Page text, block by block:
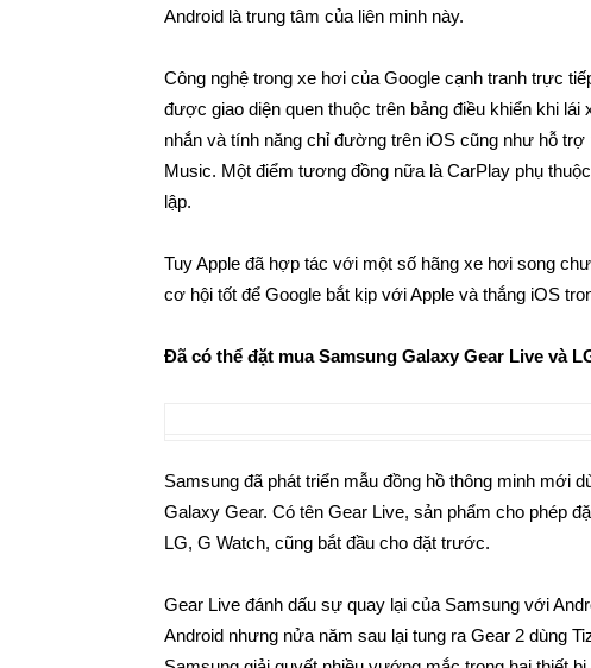
Android là trung tâm của liên minh này.
Công nghệ trong xe hơi của Google cạnh tranh trực
được giao diện quen thuộc trên bảng điều khiển khi
nhắn và tính năng chỉ đường trên iOS cũng như hỗ
Music. Một điểm tương đồng nữa là CarPlay phụ
lập.
Tuy Apple đã hợp tác với một số hãng xe hơi song
cơ hội tốt để Google bắt kịp với Apple và thắng iOS
Đã có thể đặt mua Samsung Galaxy Gear Live và
Samsung đã phát triển mẫu đồng hồ thông minh mới
Galaxy Gear. Có tên Gear Live, sản phẩm cho phép
LG, G Watch, cũng bắt đầu cho đặt trước.
Gear Live đánh dấu sự quay lại của Samsung với
Android nhưng nửa năm sau lại tung ra Gear 2 dùng